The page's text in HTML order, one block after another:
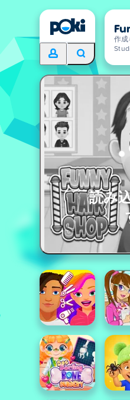
作成
読み